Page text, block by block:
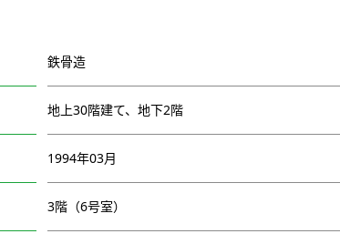
鉄骨造
地上30階建て、地下2階
1994年03月
3階（6号室）